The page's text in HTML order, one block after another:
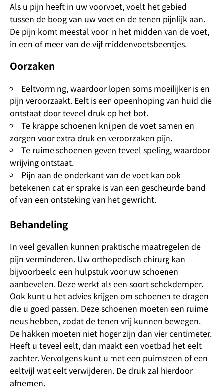
Als u pijn heeft in uw voorvoet, voelt het gebied
tussen de boog van uw voet en de tenen pijnlijk aan.
De pijn komt meestal voor in het midden van de voet,
in een of meer van de vijf middenvoetsbeentjes.
Oorzaken
Eeltvorming, waardoor lopen soms moeilijker is en
pijn veroorzaakt. Eelt is een opeenhoping van huid die
ontstaat door teveel druk op het bot.
Te krappe schoenen knijpen de voet samen en
zorgen voor extra druk en veroorzaken pijn.
Te ruime schoenen geven teveel speling, waardoor
wrijving ontstaat.
Pijn aan de onderkant van de voet kan ook
betekenen dat er sprake is van een gescheurde band
of van een ontsteking van het gewricht.
Behandeling
In veel gevallen kunnen praktische maatregelen de
pijn verminderen. Uw orthopedisch chirurg kan
bijvoorbeeld een hulpstuk voor uw schoenen
aanbevelen. Deze werkt als een soort schokdemper.
Ook kunt u het advies krijgen om schoenen te dragen
die u goed passen. Deze schoenen moeten een ruime
neus hebben, zodat de tenen vrij kunnen bewegen.
De hakken moeten niet hoger zijn dan vier centimeter.
Heeft u teveel eelt, dan maakt een voetbad het eelt
zachter. Vervolgens kunt u met een puimsteen of een
eeltvijl wat eelt verwijderen. De druk zal hierdoor
afnemen.